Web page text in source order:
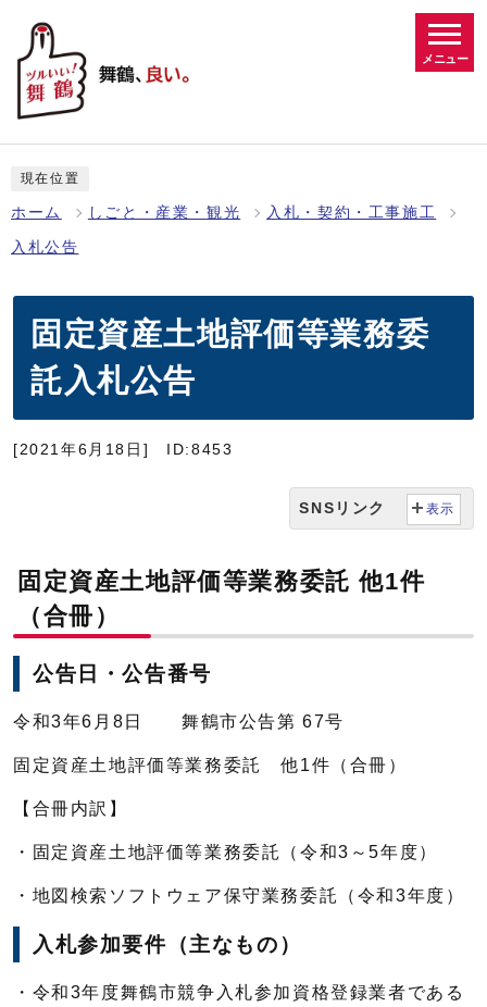
メニュー
現在位置
ホーム しごと・産業・観光 入札・契約・工事施工
入札公告
固定資産土地評価等業務委
託入札公告
[2021年6月18日] ID:8453
SNSリンク 表示
固定資産土地評価等業務委託 他1件
（合冊）
公告日・公告番号
令和3年6月8日 舞鶴市公告第 67号
固定資産土地評価等業務委託 他1件（合冊）
【合冊内訳】
・固定資産土地評価等業務委託（令和3～5年度）
・地図検索ソフトウェア保守業務委託（令和3年度）
入札参加要件（主なもの）
・令和3年度舞鶴市競争入札参加資格登録業者である